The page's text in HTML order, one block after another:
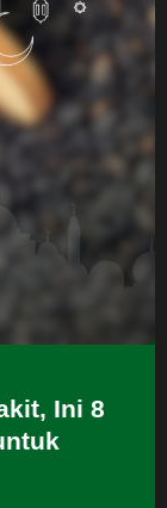
Ini 8